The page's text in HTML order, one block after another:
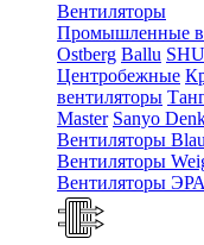
Вентиляторы
Промышленные
Ostberg Ballu
Центробежные
вентиляторы
Master Sanyo
Вентиляторы
Вентиляторы
Вентиляторы ЭРА